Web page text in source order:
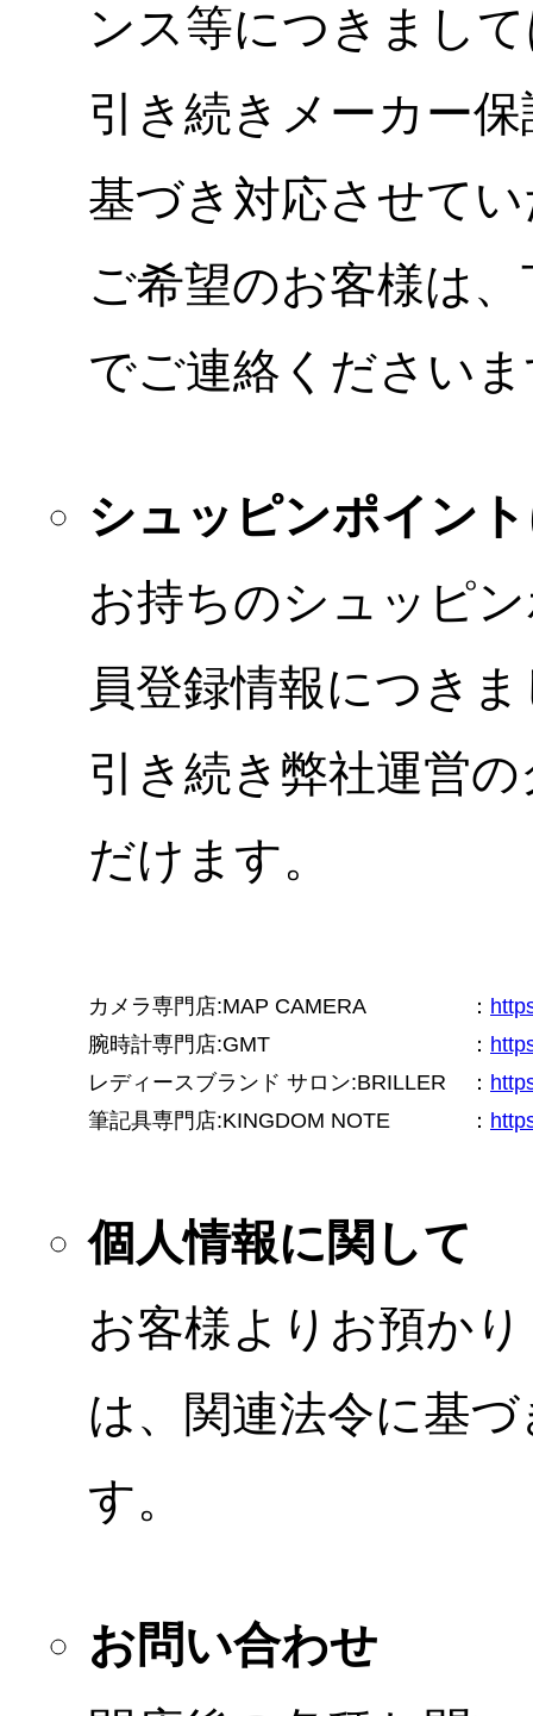
ンス等につきまし
引き続きメーカー
基づき対応させて
ご希望のお客様は
でご連絡ください
シュッピンポイン
お持ちのシュッピ
員登録情報につき
引き続き弊社運営
だけます。
カメラ専門店:MAP CAMERA ：
腕時計専門店:GMT
：
レディースブランド サロン:BRILLER
：
筆記具専門店:KINGDOM NOTE
：
個人情報に関して
お客様よりお預か
は、関連法令に基
す。
お問い合わせ